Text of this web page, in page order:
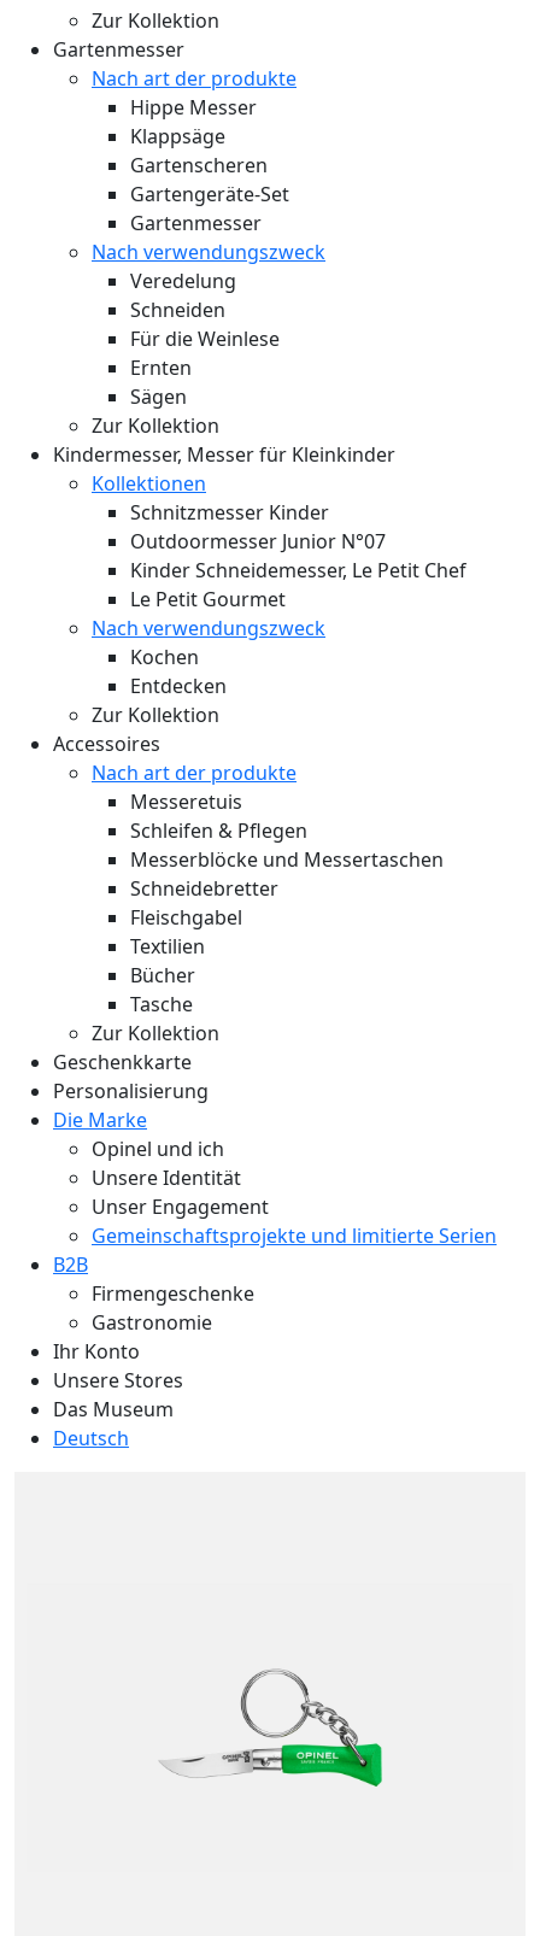
Zur Kollektion
Gartenmesser
Nach art der produkte
Hippe Messer
Klappsäge
Gartenscheren
Gartengeräte-Set
Gartenmesser
Nach verwendungszweck
Veredelung
Schneiden
Für die Weinlese
Ernten
Sägen
Zur Kollektion
Kindermesser, Messer für Kleinkinder
Kollektionen
Schnitzmesser Kinder
Outdoormesser Junior N°07
Kinder Schneidemesser, Le Petit Chef
Le Petit Gourmet
Nach verwendungszweck
Kochen
Entdecken
Zur Kollektion
Accessoires
Nach art der produkte
Messeretuis
Schleifen & Pflegen
Messerblöcke und Messertaschen
Schneidebretter
Fleischgabel
Textilien
Bücher
Tasche
Zur Kollektion
Geschenkkarte
Personalisierung
Die Marke
Opinel und ich
Unsere Identität
Unser Engagement
Gemeinschaftsprojekte und limitierte Serien
B2B
Firmengeschenke
Gastronomie
Ihr Konto
Unsere Stores
Das Museum
Deutsch